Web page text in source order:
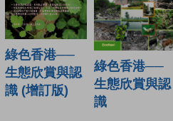
綠色香港──
生態欣賞與認
識 (增訂版)
綠色香港──
生態欣賞與認
識